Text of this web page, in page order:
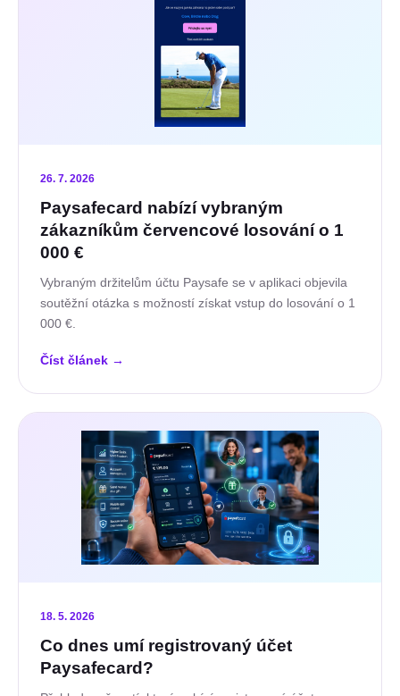
26. 7. 2026
Paysafecard nabízí vybraným
zákazníkům červencové losování o 1
000 €
Vybraným držitelům účtu Paysafe se v aplikaci objevila
soutěžní otázka s možností získat vstup do losování o 1
000 €.
Číst článek →
18. 5. 2026
Co dnes umí registrovaný účet
Paysafecard?